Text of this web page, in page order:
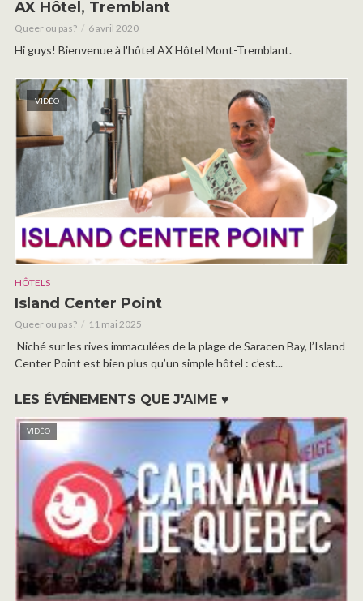
AX Hôtel, Tremblant
Queer ou pas? 6 avril 2020
Hi guys! Bienvenue à l'hôtel AX Hôtel Mont-Tremblant.
VIDÉO
HÔTELS
Island Center Point
Queer ou pas? 11 mai 2025
Niché sur les rives immaculées de la plage de Saracen Bay, l’Island
Center Point est bien plus qu’un simple hôtel : c’est...
LES ÉVÉNEMENTS QUE J'AIME ♥
VIDÉO